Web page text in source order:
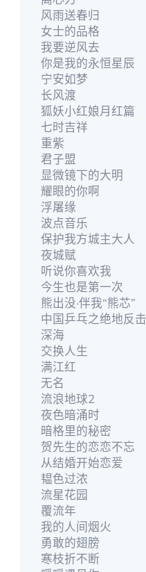
风雨送春归
女士的品格
我要逆风去
你是我的永恒星辰
宁安如梦
长风渡
狐妖小红娘月红篇
七时吉祥
重紫
君子盟
显微镜下的大明
耀眼的你啊
浮屠缘
波点音乐
保护我方城主大人
夜城赋
听说你喜欢我
今生也是第一次
熊出没·伴我“熊芯”
中国乒乓之绝地反击
深海
交换人生
满江红
无名
流浪地球2
夜色暗涌时
暗格里的秘密
贺先生的恋恋不忘
从结婚开始恋爱
韫色过浓
流星花园
覆流年
我的人间烟火
勇敢的翅膀
寒枝折不断